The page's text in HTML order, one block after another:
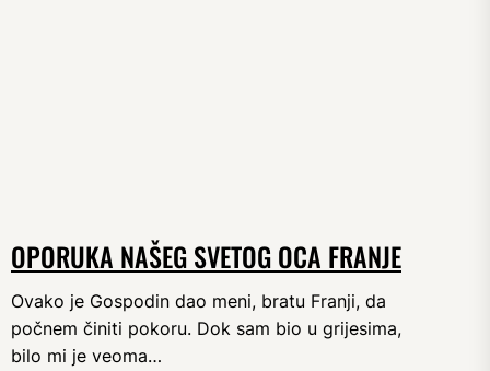
OPORUKA NAŠEG SVETOG OCA FRANJE
Ovako je Gospodin dao meni, bratu Franji, da
počnem činiti pokoru. Dok sam bio u grijesima,
bilo mi je veoma…